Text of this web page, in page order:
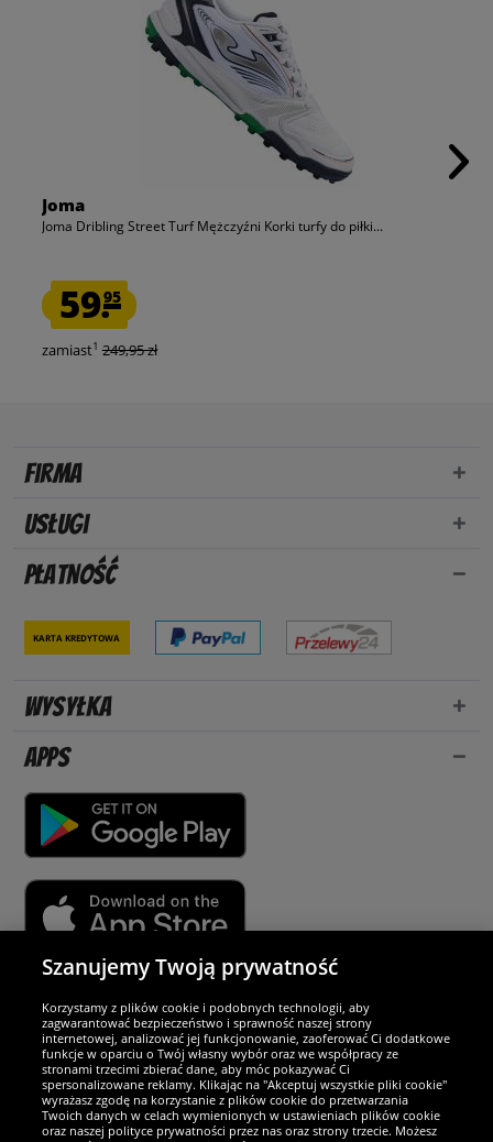
Joma
Joma Dribling Street Turf Mężczyźni Korki turfy do piłki...
59.95
zamiast1 249,95 zł
Firma
Usługi
Płatność
Karta kredytowa
Wysyłka
Apps
Partnerzy i bezpieczeństwo
Jesteśmy wyjątkowi
Szanujemy Twoją prywatność
Korzystamy z plików cookie i podobnych technologii, aby
zagwarantować bezpieczeństwo i sprawność naszej strony
internetowej, analizować jej funkcjonowanie, zaoferować Ci dodatkowe
funkcje w oparciu o Twój własny wybór oraz we współpracy ze
stronami trzecimi zbierać dane, aby móc pokazywać Ci
spersonalizowane reklamy. Klikając na "Akceptuj wszystkie pliki cookie"
wyrażasz zgodę na korzystanie z plików cookie do przetwarzania
Twoich danych w celach wymienionych w ustawieniach plików cookie
oraz naszej polityce prywatności przez nas oraz strony trzecie. Możesz